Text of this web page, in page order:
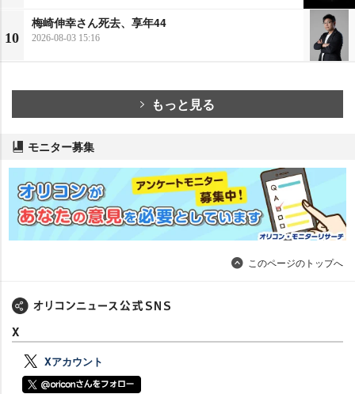
10
梅崎伸幸さん死去、享年44
2026-08-03 15:16
もっと見る
モニター募集
このページのトップへ
X
Xアカウント